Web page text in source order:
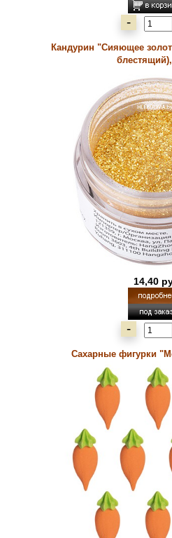
-
Кандурин "Сияющее
блестящий),
14,40
-
Сахарные фигурки